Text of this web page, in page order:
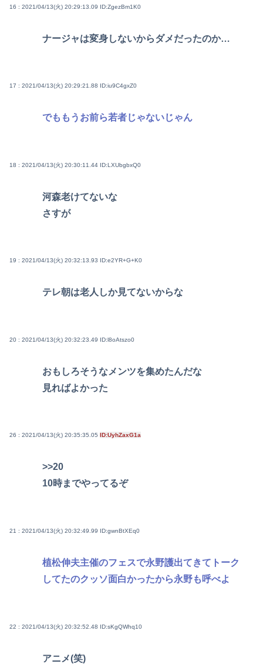
16 : 2021/04/13(火) 20:29:13.09 ID:ZgezBm1K0
ナージャは変身しないからダメだったのか…
17 : 2021/04/13(火) 20:29:21.88 ID:iu9C4gxZ0
でももうお前ら若者じゃないじゃん
18 : 2021/04/13(火) 20:30:11.44 ID:LXUbgbxQ0
河森老けてないな
さすが
19 : 2021/04/13(火) 20:32:13.93 ID:e2YR+G+K0
テレ朝は老人しか見てないからな
20 : 2021/04/13(火) 20:32:23.49 ID:l8oAtszo0
おもしろそうなメンツを集めたんだな
見ればよかった
26 : 2021/04/13(火) 20:35:35.05 ID:UyhZaxG1a
>>20
10時までやってるぞ
21 : 2021/04/13(火) 20:32:49.99 ID:gwnBtXEq0
植松伸夫主催のフェスで永野護出てきてトーク
してたのクッソ面白かったから永野も呼べよ
22 : 2021/04/13(火) 20:32:52.48 ID:sKgQWhq10
アニメ(笑)